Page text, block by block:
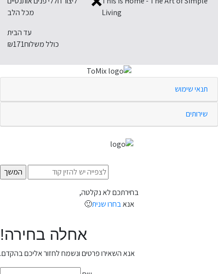
Living
מכל הלב
עד הבית
כולל משלוח₪171
תנאי שימוש
שירותים
בחירתכם לא נקלטה,
אנאבחרו שנית🙂
אחלה בחירה!
אנא השאירו פרטים ונשמח לחזור אליכם בהקדם.